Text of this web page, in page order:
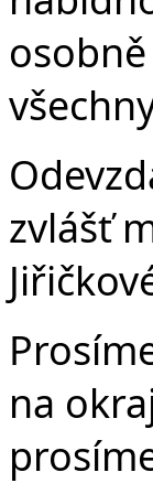
zvlášť
na